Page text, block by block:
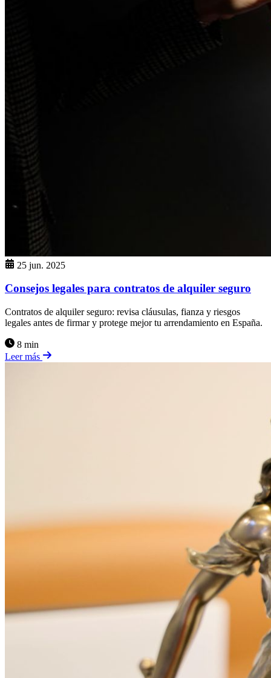
25 jun. 2025
Consejos legales para contratos de alquiler seguro
Contratos de alquiler seguro: revisa cláusulas, fianza y riesgos
legales antes de firmar y protege mejor tu arrendamiento en España.
8 min
Leer más